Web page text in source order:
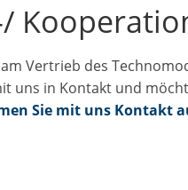
Vertrieb des
uns in Kontakt und
Sie mit uns Kontakt